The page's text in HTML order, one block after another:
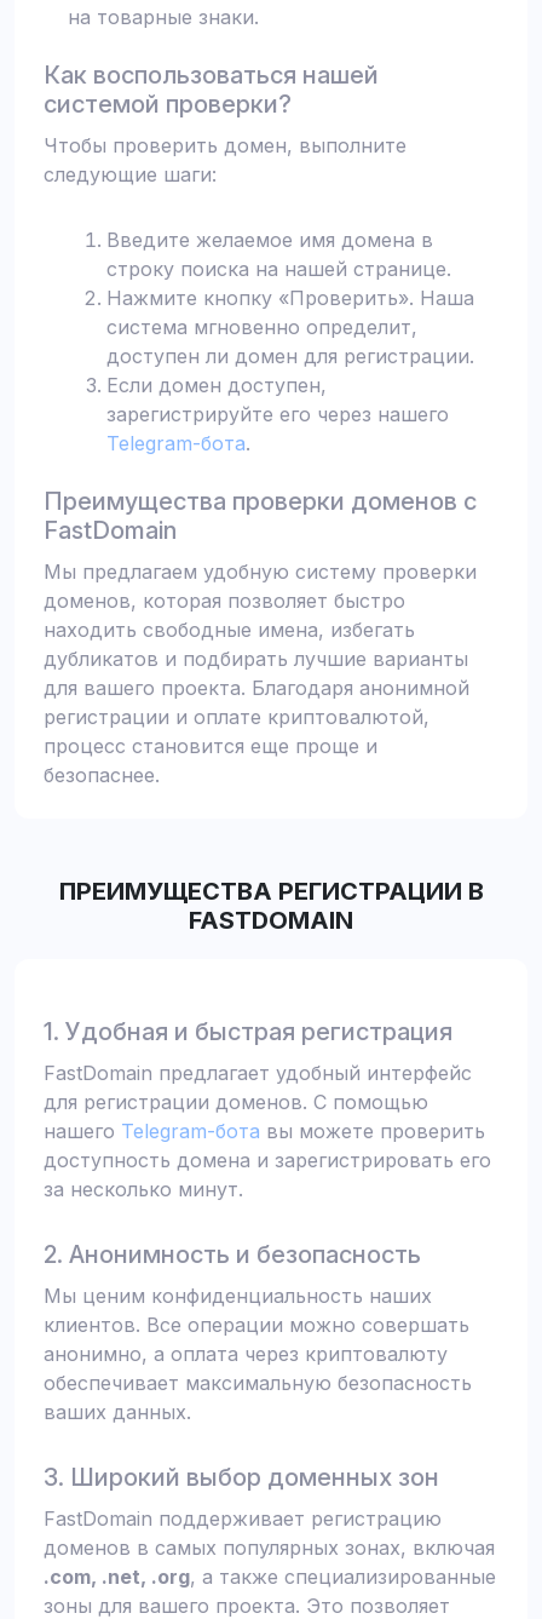
на товарные знаки.
Как воспользоваться нашей
системой проверки?
Чтобы проверить домен, выполните
следующие шаги:
Введите желаемое имя домена в
строку поиска на нашей странице.
Нажмите кнопку «Проверить». Наша
система мгновенно определит,
доступен ли домен для регистрации.
Если домен доступен,
зарегистрируйте его через нашего
Telegram-бота.
Преимущества проверки доменов с
FastDomain
Мы предлагаем удобную систему проверки
доменов, которая позволяет быстро
находить свободные имена, избегать
дубликатов и подбирать лучшие варианты
для вашего проекта. Благодаря анонимной
регистрации и оплате криптовалютой,
процесс становится еще проще и
безопаснее.
ПРЕИМУЩЕСТВА РЕГИСТРАЦИИ В
FASTDOMAIN
1. Удобная и быстрая регистрация
FastDomain предлагает удобный интерфейс
для регистрации доменов. С помощью
нашего Telegram-бота вы можете проверить
доступность домена и зарегистрировать его
за несколько минут.
2. Анонимность и безопасность
Мы ценим конфиденциальность наших
клиентов. Все операции можно совершать
анонимно, а оплата через криптовалюту
обеспечивает максимальную безопасность
ваших данных.
3. Широкий выбор доменных зон
FastDomain поддерживает регистрацию
доменов в самых популярных зонах, включая
.com, .net, .org, а также специализированные
зоны для вашего проекта. Это позволяет